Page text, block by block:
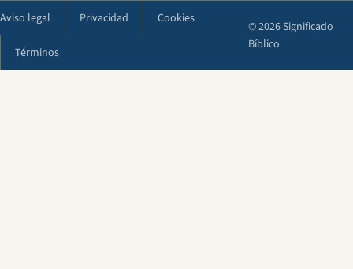
Aviso legal Privacidad Cookies
Términos
© 2026 Significado
Bíblico